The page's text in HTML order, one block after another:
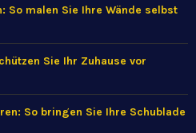
malen Sie Ihre Wände selbst
Sie Ihr Zuhause vor
So bringen Sie Ihre Schublade